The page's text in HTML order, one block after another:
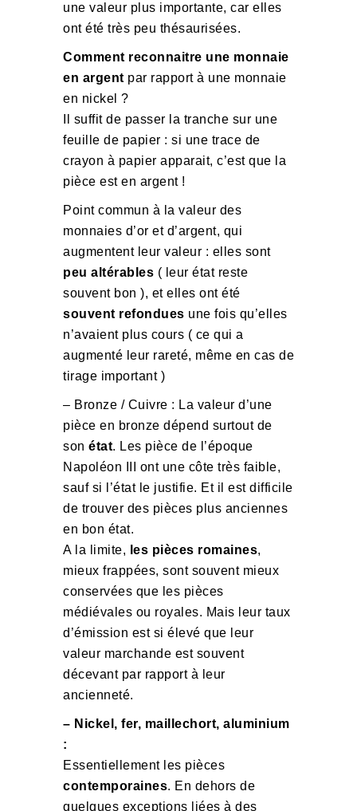
une valeur plus importante, car elles
ont été très peu thésaurisées.
Comment reconnaitre une monnaie
en argent par rapport à une monnaie
en nickel ?
Il suffit de passer la tranche sur une
feuille de papier : si une trace de
crayon à papier apparait, c’est que la
pièce est en argent !
Point commun à la valeur des
monnaies d’or et d’argent, qui
augmentent leur valeur : elles sont
peu altérables ( leur état reste
souvent bon ), et elles ont été
souvent refondues une fois qu’elles
n’avaient plus cours ( ce qui a
augmenté leur rareté, même en cas de
tirage important )
– Bronze / Cuivre : La valeur d’une
pièce en bronze dépend surtout de
son état. Les pièce de l’époque
Napoléon III ont une côte très faible,
sauf si l’état le justifie. Et il est difficile
de trouver des pièces plus anciennes
en bon état.
A la limite, les pièces romaines,
mieux frappées, sont souvent mieux
conservées que les pièces
médiévales ou royales. Mais leur taux
d’émission est si élevé que leur
valeur marchande est souvent
décevant par rapport à leur
ancienneté.
– Nickel, fer, maillechort, aluminium
:
Essentiellement les pièces
contemporaines. En dehors de
quelques exceptions liées à des